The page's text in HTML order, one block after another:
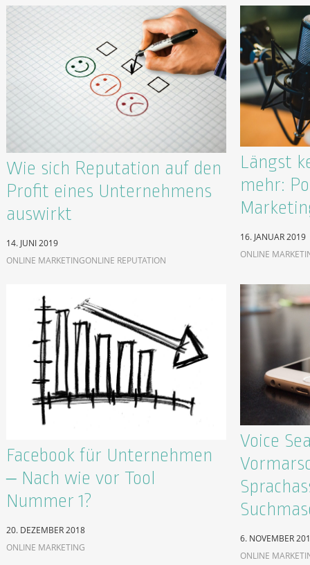
Wie sich Reputation auf den
Profit eines Unternehmens
auswirkt
14. JUNI 2019
ONLINE MARKETINGONLINE REPUTATION
Längst
mehr:
16. JANUAR 2019
ONLINE
Facebook für Unternehmen
– Nach wie vor Tool
Nummer 1?
20. DEZEMBER 2018
ONLINE MARKETING
Voice
6. NOVEMBER
ONLINE